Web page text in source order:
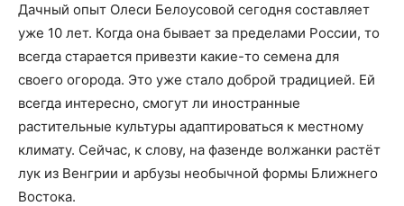
Дачный опыт Олеси Белоусовой сегодня составляет
уже 10 лет. Когда она бывает за пределами России, то
всегда старается привезти какие-то семена для
своего огорода. Это уже стало доброй традицией. Ей
всегда интересно, смогут ли иностранные
растительные культуры адаптироваться к местному
климату. Сейчас, к слову, на фазенде волжанки растёт
лук из Венгрии и арбузы необычной формы Ближнего
Востока.